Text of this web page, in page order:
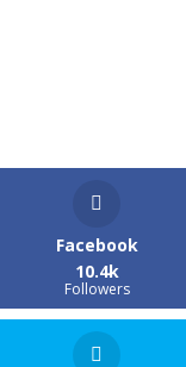
Facebook
10.4k
Followers